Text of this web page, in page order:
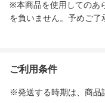
※本商品を使用してのあ
を負いません。予めご了
ご利用条件
※発送する時期は、商品